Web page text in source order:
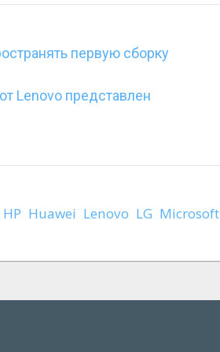
первую сборку
Lenovo представлен
HP Huawei Lenovo LG Microsoft